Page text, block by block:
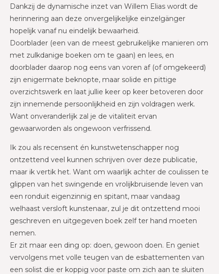
Dankzij de dynamische inzet van Willem Elias wordt de
herinnering aan deze onvergelijkelijke einzelgänger
hopelijk vanaf nu eindelijk bewaarheid.
Doorblader (een van de meest gebruikelijke manieren om
met zulkdanige boeken om te gaan) en lees, en
doorblader daarop nog eens van voren af (of omgekeerd)
zijn enigermate beknopte, maar solide en pittige
overzichtswerk en laat jullie keer op keer betoveren door
zijn innemende persoonlijkheid en zijn voldragen werk.
Want onveranderlijk zal je de vitaliteit ervan
gewaarworden als ongewoon verfrissend.
Ik zou als recensent én kunstwetenschapper nog
ontzettend veel kunnen schrijven over deze publicatie,
maar ik vertik het. Want om waarlijk achter de coulissen te
glippen van het swingende en vrolijkbruisende leven van
een ronduit eigenzinnig en spitant, maar vandaag
welhaast versloft kunstenaar, zul je dit ontzettend mooi
geschreven en uitgegeven boek zelf ter hand moeten
nemen.
Er zit maar een ding op: doen, gewoon doen. En geniet
vervolgens met volle teugen van de esbattementen van
een solist die er koppig voor paste om zich aan te sluiten